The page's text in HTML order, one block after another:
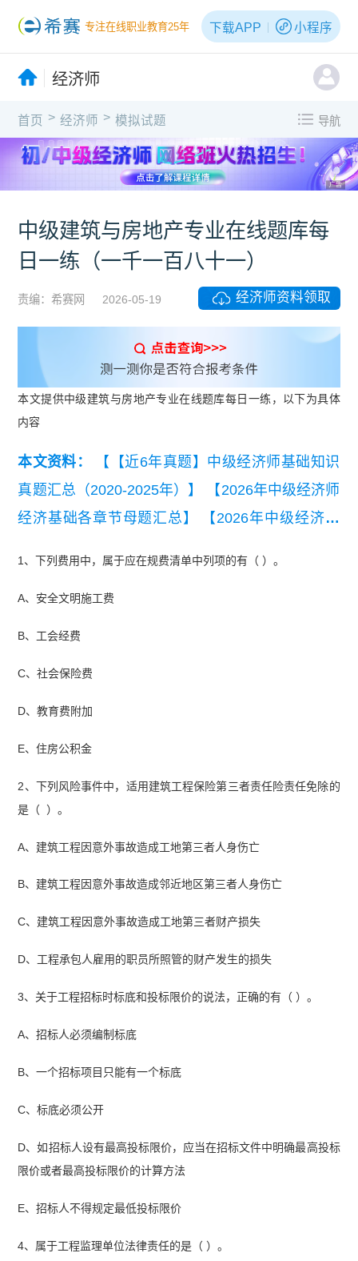
专注在线职业教育25年 下载APP 小程序
经济师
首页 > 经济师 > 模拟试题 导航
广告
中级建筑与房地产专业在线题库每
日一练（一千一百八十一）
责编：希赛网 2026-05-19 经济师资料领取
本文提供中级建筑与房地产专业在线题库每日一练，以下为具体
内容
本文资料：
【【近6年真题】中级经济师基础知识
真题汇总（2020-2025年）】
【2026年中级经济师
经济基础各章节母题汇总】
【2026年中级经济师
济师人力资源管理必刷100题】
师经济基础真题（11月2日下午）】
1、下列费用中，属于应在规费清单中列项的有（ ）。
A、安全文明施工费
B、工会经费
C、社会保险费
D、教育费附加
E、住房公积金
2、下列风险事件中，适用建筑工程保险第三者责任险责任免除的
是（ ）。
A、建筑工程因意外事故造成工地第三者人身伤亡
B、建筑工程因意外事故造成邻近地区第三者人身伤亡
C、建筑工程因意外事故造成工地第三者财产损失
D、工程承包人雇用的职员所照管的财产发生的损失
3、关于工程招标时标底和投标限价的说法，正确的有（ ）。
A、招标人必须编制标底
B、一个招标项目只能有一个标底
C、标底必须公开
D、如招标人设有最高投标限价，应当在招标文件中明确最高投标
限价或者最高投标限价的计算方法
E、招标人不得规定最低投标限价
4、属于工程监理单位法律责任的是（ ）。